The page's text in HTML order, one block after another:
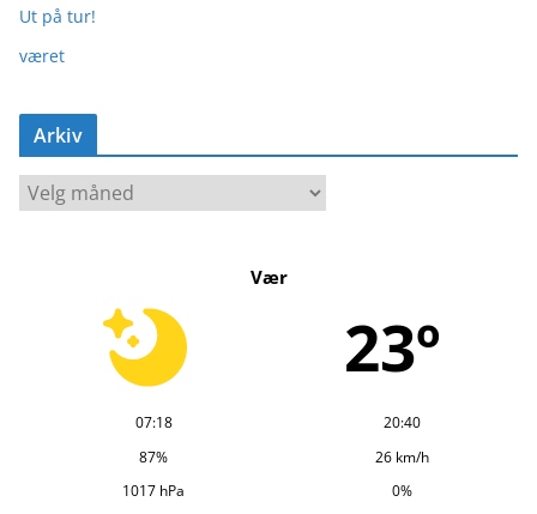
Ut på tur!
været
Arkiv
A
r
Vær
23º
07:18
20:40
87%
26 km/h
1017 hPa
0%